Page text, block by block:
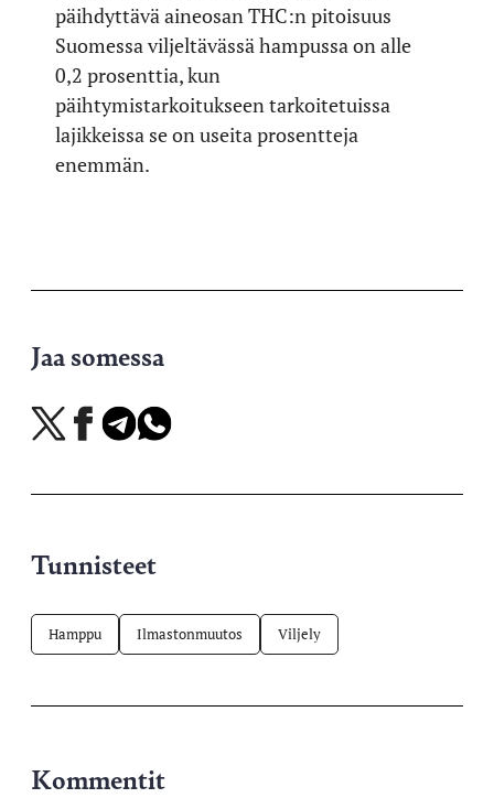
päihdyttävä aineosan THC:n pitoisuus
Suomessa viljeltävässä hampussa on alle
0,2 prosenttia, kun
päihtymistarkoitukseen tarkoitetuissa
lajikkeissa se on useita prosentteja
enemmän.
Jaa somessa
Jaa
X-
Jaa
Facebookissa
Jaa
Telegramissa
Jaa
WhatsAppissa
Tunnisteet
Hamppu Ilmastonmuutos Viljely
Kommentit